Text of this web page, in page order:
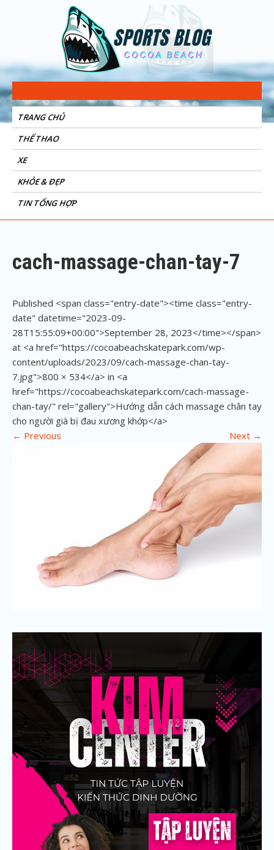
Sports Blog
Cocoa Beach
TRANG CHỦ
THỂ THAO
XE
KHỎE & ĐẸP
TIN TỔNG HỢP
cach-massage-chan-tay-7
Published <span class="entry-date"><time class="entry-
date" datetime="2023-09-
28T15:55:09+00:00">September 28, 2023</time></span>
at <a href="https://cocoabeachskatepark.com/wp-
content/uploads/2023/09/cach-massage-chan-tay-
7.jpg">800 × 534</a> in <a
href="https://cocoabeachskatepark.com/cach-massage-
chan-tay/" rel="gallery">Hướng dẫn cách massage chân tay
cho người già bị đau xương khớp</a>
← Previous Next →